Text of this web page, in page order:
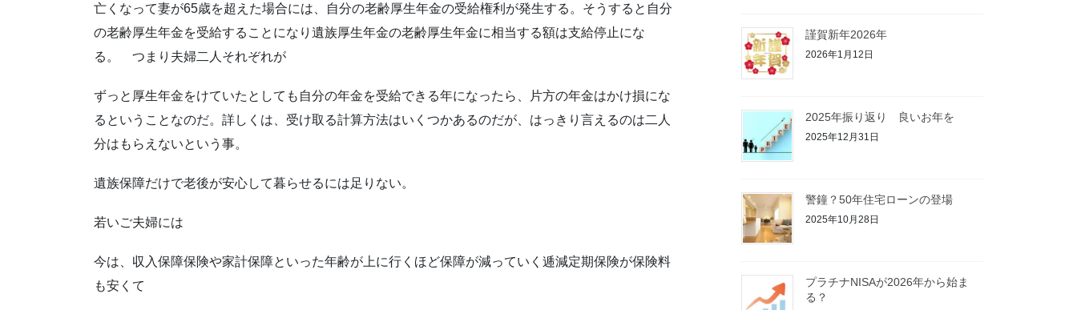
亡くなって妻が65歳を超えた場合には、自分の老齢厚生年金の受給権利が発生する。そうすると自分
の老齢厚生年金を受給することになり遺族厚生年金の老齢厚生年金に相当する額は支給停止にな
る。 つまり夫婦二人それぞれが
ずっと厚生年金をけていたとしても自分の年金を受給できる年になったら、片方の年金はかけ損にな
るということなのだ。詳しくは、受け取る計算方法はいくつかあるのだが、はっきり言えるのは二人
分はもらえないという事。
遺族保障だけで老後が安心して暮らせるには足りない。
若いご夫婦には
今は、収入保障保険や家計保障といった年齢が上に行くほど保障が減っていく逓減定期保険が保険料
も安くて
謹賀新年2026年
2026年1月12日
2025年振り返り 良いお年を
2025年12月31日
警鐘？50年住宅ローンの登場
2025年10月28日
プラチナNISAが2026年から始ま
る？